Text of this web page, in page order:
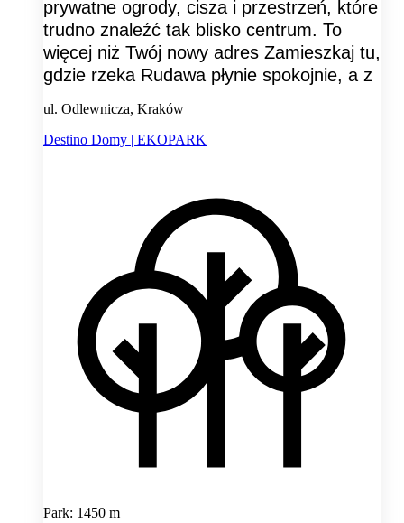
prywatne ogrody, cisza i przestrzeń, które
trudno znaleźć tak blisko centrum. To
więcej niż Twój nowy adres Zamieszkaj tu,
gdzie rzeka Rudawa płynie spokojnie, a z
ul. Odlewnicza, Kraków
Destino Domy | EKOPARK
Park: 1450 m